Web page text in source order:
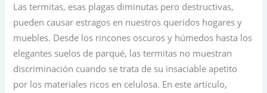
Las termitas, esas plagas diminutas pero destructivas,
pueden causar estragos en nuestros queridos hogares y
muebles. Desde los rincones oscuros y húmedos hasta los
elegantes suelos de parqué, las termitas no muestran
discriminación cuando se trata de su insaciable apetito
por los materiales ricos en celulosa. En este artículo,